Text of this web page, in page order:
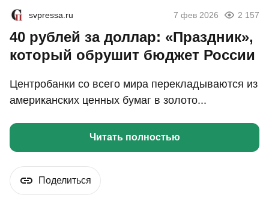
svpressa.ru 7 фев 2026 2 157
40 рублей за доллар: «Праздник»,
который обрушит бюджет России
Центробанки со всего мира перекладываются из
американских ценных бумаг в золото...
Читать полностью
Поделиться